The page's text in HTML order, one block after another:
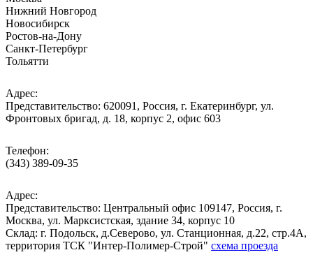
Нижний Новгород
Новосибирск
Ростов-на-Дону
Санкт-Петербург
Тольятти
Адрес:
Представительство: 620091, Россия, г. Екатеринбург, ул.
Фронтовых бригад, д. 18, корпус 2, офис 603
Телефон:
(343) 389-09-35
Адрес:
Представительство: Центральный офис 109147, Россия, г.
Москва, ул. Марксистская, здание 34, корпус 10
Cклад: г. Подольск, д.Северово, ул. Станционная, д.22, стр.4А,
территория ТСК "Интер-Полимер-Строй" схема проезда